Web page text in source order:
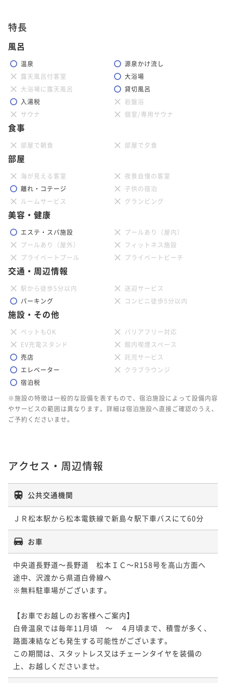
特長
風呂
温泉
源泉かけ流し
露天風呂付客室
大浴場
大浴場に露天風呂
貸切風呂
入湯税
岩盤浴
サウナ
個室/専用サウナ
食事
部屋で朝食 部屋で夕食
部屋
海が見える客室
夜景自慢の客室
離れ・コテージ
子供の宿泊
ルームサービス
グランピング
美容・健康
エステ・スパ施設
プールあり（屋内）
プールあり（屋外）
フィットネス施設
プライベートプール
プライベートビーチ
交通・周辺情報
駅から徒歩5分以内
送迎サービス
パーキング
コンビニ徒歩5分以内
施設・その他
ペットもOK
バリアフリー対応
EV充電スタンド
館内喫煙スペース
売店
託児サービス
エレベーター
クラブラウンジ
宿泊税
※施設の特徴は一般的な設備を表すもので、宿泊施設によって設備内容
やサービスの範囲は異なります。詳細は宿泊施設へ直接ご確認のうえ、
ご予約くださいませ。
アクセス・周辺情報
公共交通機関
ＪＲ松本駅から松本電鉄線で新島々駅下車バスにて60分
お車
中央道長野道～長野道　松本ＩＣ～R158号を高山方面へ
途中、沢渡から県道白骨線へ
※無料駐車場がございます。
【お車でお越しのお客様へご案内】
白骨温泉では毎年11月頃　～　４月頃まで、積雪が多く、
路面凍結なども発生する可能性がございます。
この期間は、スタットレス又はチェーンタイヤを装備の
上、お越しくださいませ。